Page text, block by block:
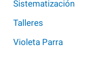
Sistematización
Talleres
Violeta Parra